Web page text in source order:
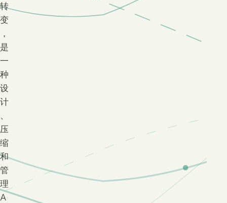
转
变
，
是
一
种
设
计
、
压
缩
和
管
理
A